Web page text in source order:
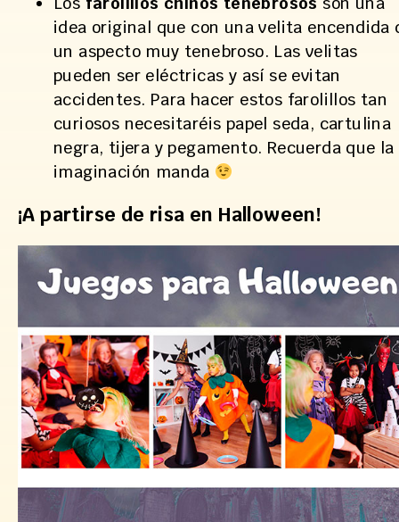
idea original que con una velita encendida
un aspecto muy tenebroso. Las velitas
pueden ser eléctricas y así se evitan
accidentes. Para hacer estos farolillos tan
curiosos necesitaréis papel seda, cartulina
negra, tijera y pegamento. Recuerda que la
imaginación manda
¡A partirse de risa en Halloween!